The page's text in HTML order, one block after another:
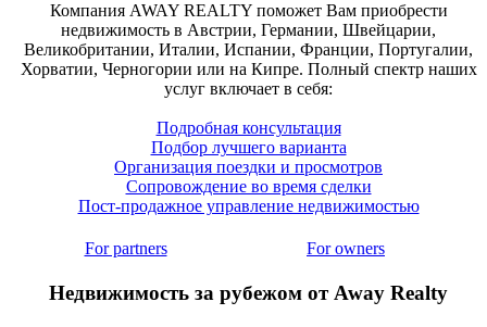
Компания AWAY REALTY поможет Вам приобрести
недвижимость в Австрии, Германии, Швейцарии,
Великобритании, Италии, Испании, Франции, Португалии,
Хорватии, Черногории или на Кипре. Полный спектр наших
услуг включает в себя:
Подробная консультация
Подбор лучшего варианта
Организация поездки и просмотров
Сопровождение во время сделки
Пост-продажное управление недвижимостью
For partners For owners
Недвижимость за рубежом от Away Realty